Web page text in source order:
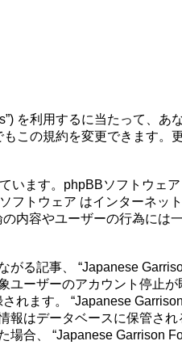
を利用するに当たって、
この規約を変更できます。
います。phpBBソフトウェア
フトウェア はインターネッ
内容やユーザーの行為には
る記事、 “Japanese
ーザーのアカウント停止
ます。 “Japanese
はデータベースに保管さ
合、 “Japanese Garrison